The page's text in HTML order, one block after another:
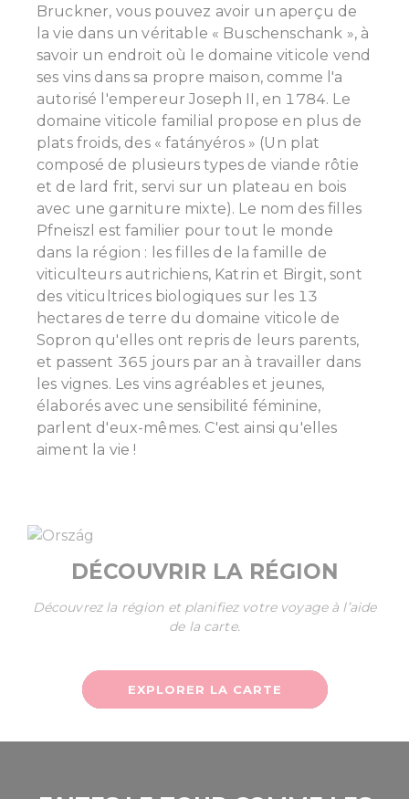
Bruckner, vous pouvez avoir un aperçu de
la vie dans un véritable « Buschenschank », à
savoir un endroit où le domaine viticole vend
ses vins dans sa propre maison, comme l'a
autorisé l'empereur Joseph II, en 1784. Le
domaine viticole familial propose en plus de
plats froids, des « fatányéros » (Un plat
composé de plusieurs types de viande rôtie
et de lard frit, servi sur un plateau en bois
avec une garniture mixte). Le nom des filles
Pfneiszl est familier pour tout le monde
dans la région : les filles de la famille de
viticulteurs autrichiens, Katrin et Birgit, sont
des viticultrices biologiques sur les 13
hectares de terre du domaine viticole de
Sopron qu'elles ont repris de leurs parents,
et passent 365 jours par an à travailler dans
les vignes. Les vins agréables et jeunes,
élaborés avec une sensibilité féminine,
parlent d'eux-mêmes. C'est ainsi qu'elles
aiment la vie !
DÉCOUVRIR LA RÉGION
Découvrez la région et planifiez votre voyage à l’aide
de la carte.
EXPLORER LA CARTE